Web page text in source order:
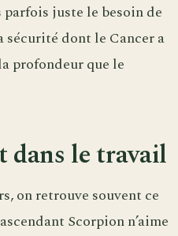
juste le besoin de
dont le Cancer a
profondeur que le
le travail
on retrouve souvent ce
Scorpion n’aime